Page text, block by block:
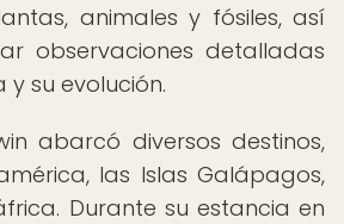
animales y fósiles, así
observaciones detalladas
su evolución.
abarcó diversos destinos,
las Islas Galápagos,
Durante su estancia en